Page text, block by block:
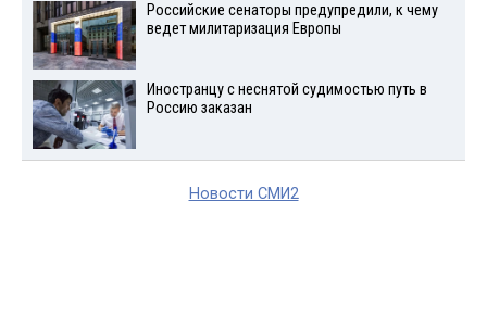
Российские сенаторы предупредили, к чему
ведет милитаризация Европы
Иностранцу с неснятой судимостью путь в
Россию заказан
Новости СМИ2